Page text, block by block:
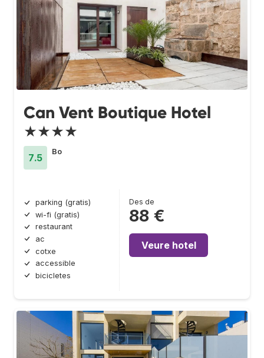
Can Vent Boutique Hotel
★★★★
7.5
Bo
parking (gratis)
wi-fi (gratis)
restaurant
ac
cotxe
accessible
bicicletes
Des de
88 €
Veure hotel